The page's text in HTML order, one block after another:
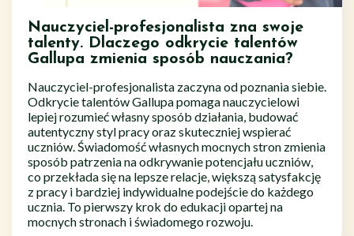
Nauczyciel-profesjonalista zna swoje
talenty. Dlaczego odkrycie talentów
Gallupa zmienia sposób nauczania?
Nauczyciel-profesjonalista zaczyna od poznania siebie.
Odkrycie talentów Gallupa pomaga nauczycielowi
lepiej rozumieć własny sposób działania, budować
autentyczny styl pracy oraz skuteczniej wspierać
uczniów. Świadomość własnych mocnych stron zmienia
sposób patrzenia na odkrywanie potencjału uczniów,
co przekłada się na lepsze relacje, większą satysfakcję
z pracy i bardziej indywidualne podejście do każdego
ucznia. To pierwszy krok do edukacji opartej na
mocnych stronach i świadomego rozwoju.